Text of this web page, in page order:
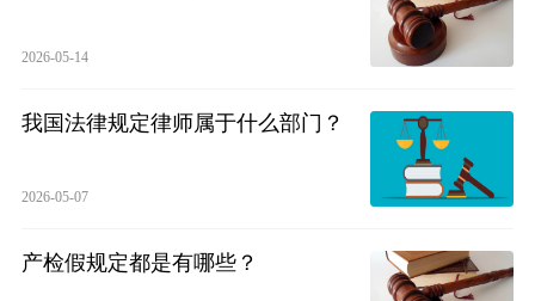
2026-05-14
我国法律规定律师属于什么部门？
2026-05-07
产检假规定都是有哪些？